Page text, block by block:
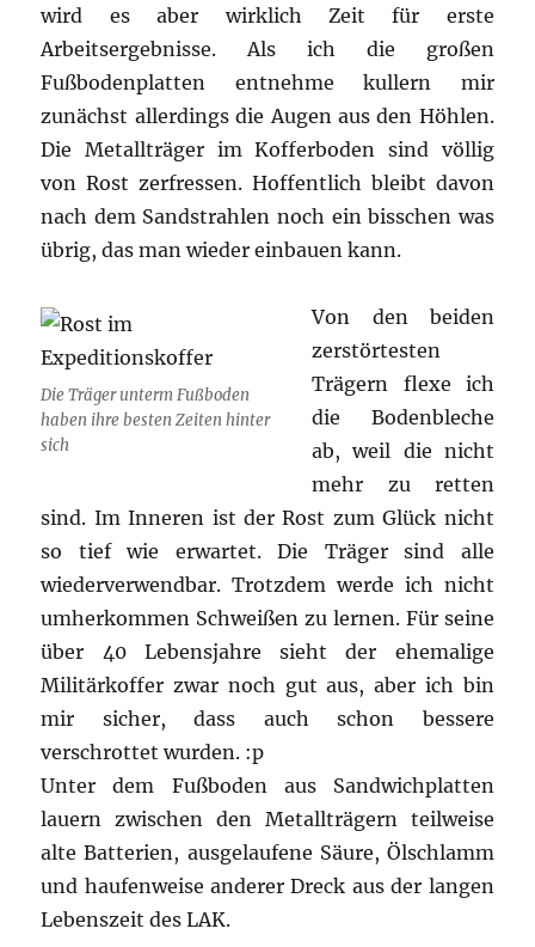
wird es aber wirklich Zeit für erste
Arbeitsergebnisse. Als ich die großen
Fußbodenplatten entnehme kullern mir
zunächst allerdings die Augen aus den Höhlen.
Die Metallträger im Kofferboden sind völlig
von Rost zerfressen. Hoffentlich bleibt davon
nach dem Sandstrahlen noch ein bisschen was
übrig, das man wieder einbauen kann.
Die Träger unterm Fußboden
haben ihre besten Zeiten hinter
sich
Von den beiden
zerstörtesten
Trägern flexe ich
die Bodenbleche
ab, weil die nicht
mehr zu retten
sind. Im Inneren ist der Rost zum Glück nicht
so tief wie erwartet. Die Träger sind alle
wiederverwendbar. Trotzdem werde ich nicht
umherkommen Schweißen zu lernen. Für seine
über 40 Lebensjahre sieht der ehemalige
Militärkoffer zwar noch gut aus, aber ich bin
mir sicher, dass auch schon bessere
verschrottet wurden. :p
Unter dem Fußboden aus Sandwichplatten
lauern zwischen den Metallträgern teilweise
alte Batterien, ausgelaufene Säure, Ölschlamm
und haufenweise anderer Dreck aus der langen
Lebenszeit des LAK.